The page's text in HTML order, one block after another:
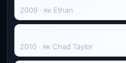
2009 · як Ethan
2010 · як Chad Taylor